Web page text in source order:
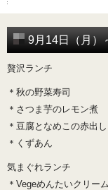
9月14日（月）
贅沢ランチ
＊秋の野菜寿司
＊さつま芋のレモン煮
＊豆腐となめこの赤出し
＊くずあん
気まぐれランチ
＊Vegeめんたいクリー